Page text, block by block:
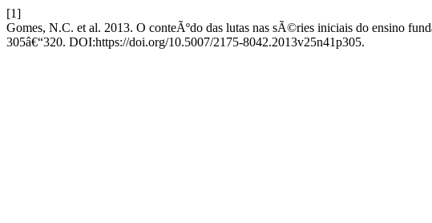
[1]
Gomes, N.C. et al. 2013. O conteÃºdo das lutas nas sÃ©ries iniciais do ensino
305â€“320. DOI:https://doi.org/10.5007/2175-8042.2013v25n41p305.